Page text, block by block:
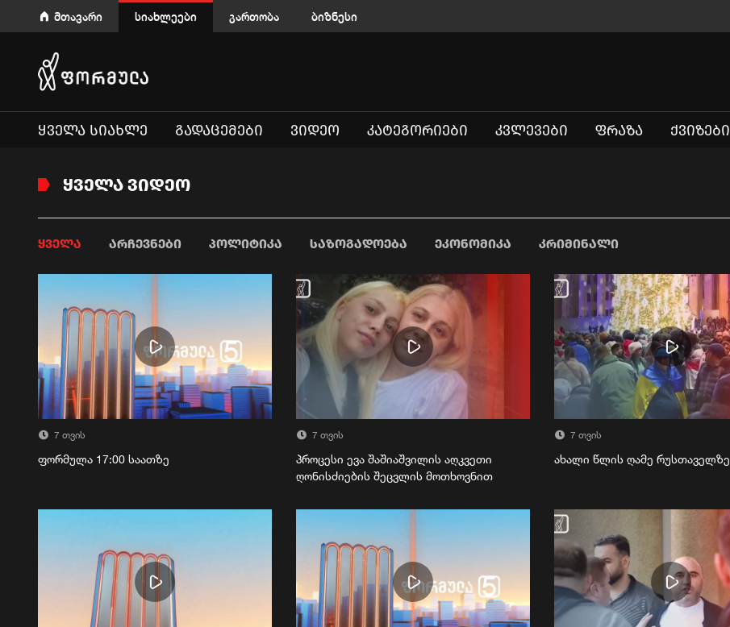
მთავარი სიახლეები გართობა ბიზნესი
ᲧᲕᲔᲚᲐ ᲡᲘᲐᲮᲚᲔ ᲒᲐᲓᲐᲪᲔᲛᲔᲑᲘ ᲕᲘᲓᲔᲝ ᲙᲐᲢᲔᲒᲝᲠᲘᲔᲑᲘ ᲙᲕᲚᲔᲕᲔᲑᲘ ᲤᲠᲐᲖᲐ ᲥᲕᲘᲖᲔᲑᲘ
ᲧᲕᲔᲚᲐ ᲕᲘᲓᲔᲝ
ᲧᲕᲔᲚᲐ ᲐᲠᲩᲔᲕᲜᲔᲑᲘ ᲞᲝᲚᲘᲢᲘᲙᲐ ᲡᲐᲖᲝᲒᲐᲓᲝᲔᲑᲐ ᲔᲙᲝᲜᲝᲛᲘᲙᲐ ᲙᲠᲘᲛᲘᲜᲐᲚᲘ
7 თვის
ფორმულა 17:00 საათზე
7 თვის
პროცესი ევა შაშიაშვილის აღკვეთი
ღონისძიების შეცვლის მოთხოვნით
7 თვის
ახალი წლის ღამე რუსთაველზე